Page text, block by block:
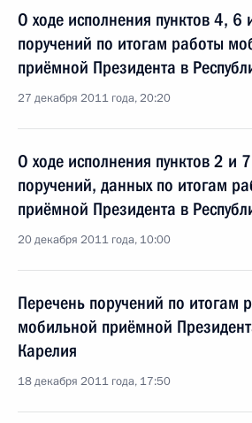
О ходе исполнения пунктов 4, 6
поручений по итогам работы
приёмной Президента в
27 декабря 2011 года, 20:20
О ходе исполнения пунктов 2 и
поручений, данных по итогам
приёмной Президента в
20 декабря 2011 года, 10:00
Перечень поручений по итогам
мобильной приёмной
Карелия
18 декабря 2011 года, 17:50